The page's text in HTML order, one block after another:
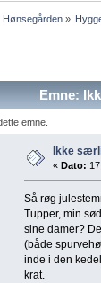
Hønsegården»
Emne:
emne.
Ikke
« Dato:
Så røg
Tupper, min
sine damer?
(både
inde i den
krat.